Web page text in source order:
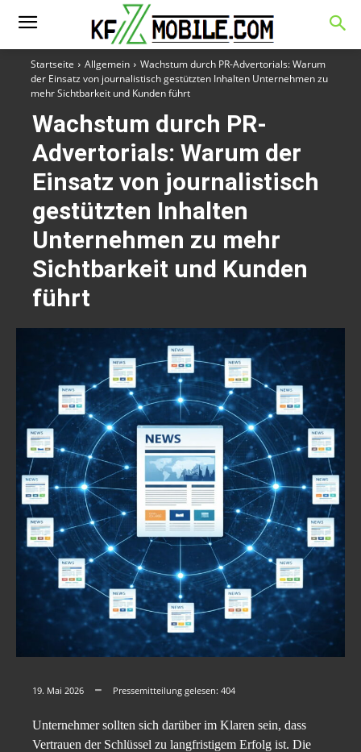
Startseite Allgemein
Wachstum durch PR-Advertorials: Warum
der Einsatz von journalistisch gestützten Inhalten Unternehmen zu
mehr Sichtbarkeit und Kunden führt
Wachstum durch PR-
Advertorials: Warum der
Einsatz von journalistisch
gestützten Inhalten
Unternehmen zu mehr
Sichtbarkeit und Kunden
führt
19. Mai 2026 Pressemitteilung gelesen: 404
Unternehmer sollten sich darüber im Klaren sein, dass
Vertrauen der Schlüssel zu langfristigem Erfolg ist. Die